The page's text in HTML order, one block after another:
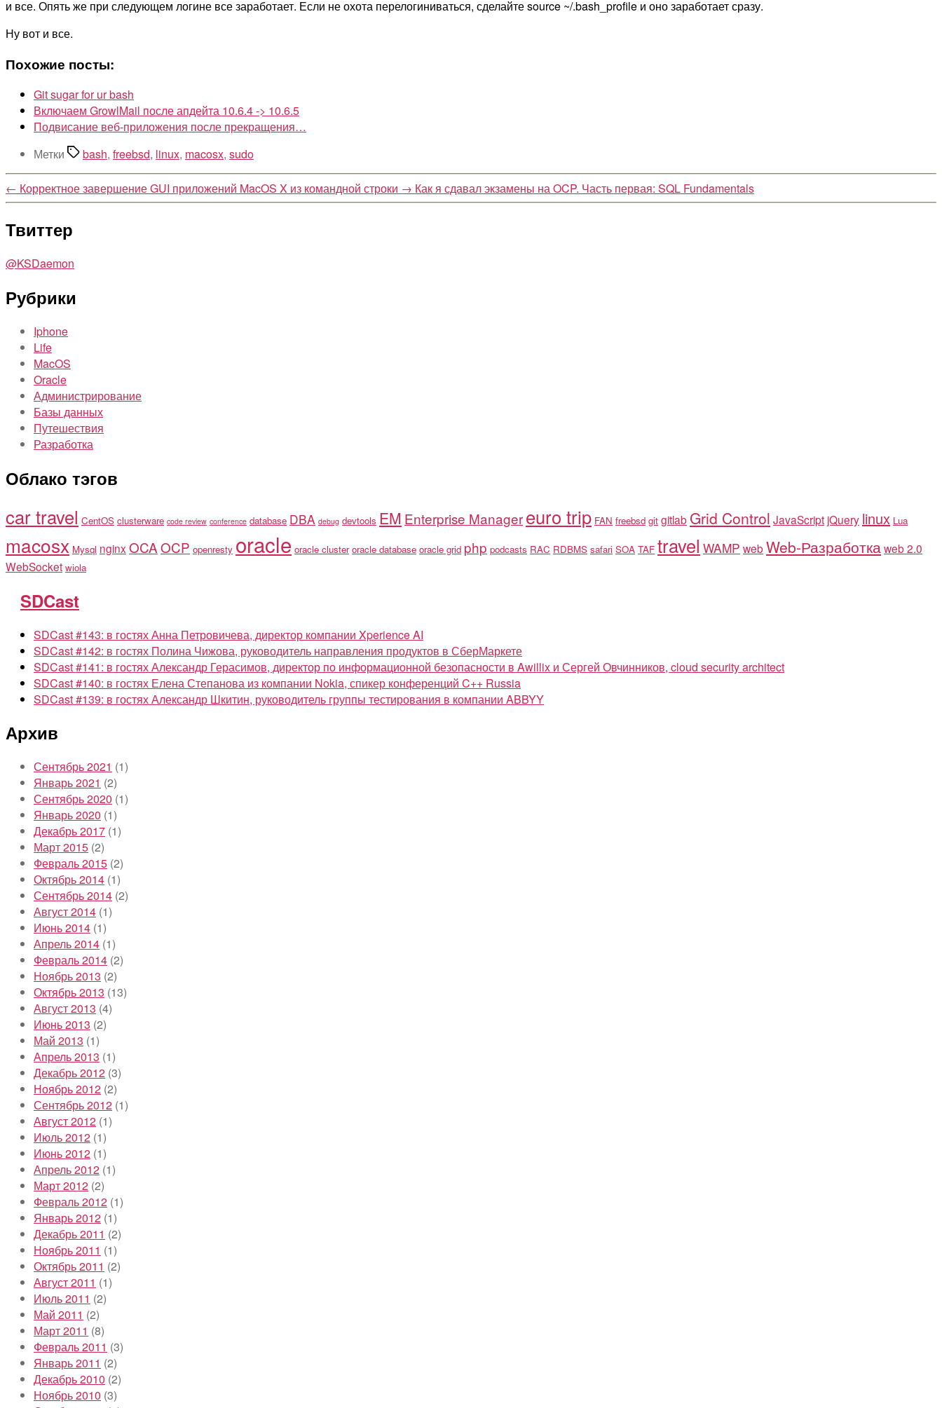
и все. Опять же при следующем логине все заработает. Если не охота перелогиниваться, сделайте source ~/.bash_profile и оно заработает сразу.
Ну вот и все.
Похожие посты:
Git sugar for ur bash
Включаем GrowlMail после апдейта 10.6.4 -> 10.6.5
Подвисание веб-приложения после прекращения…
Метки
bash, freebsd, linux, macosx, sudo
← Корректное завершение GUI приложений MacOS X из командной строки → Как я сдавал экзамены на OCP. Часть первая: SQL Fundamentals
Твиттер
@KSDaemon
Рубрики
Iphone
Life
MacOS
Oracle
Администрирование
Базы данных
Путешествия
Разработка
Облако тэгов
car travel CentOS clusterware code review conference database DBA debug devtools EM Enterprise Managereuro trip FAN freebsd git gitlab Grid Control JavaScript jQuery linux Lua
macosx Mysql nginx OCAOCP openresty oracle oracle cluster oracle database oracle grid php podcasts RAC RDBMS safari SOA TAF travel WAMP web Web-Разработкаweb 2.0
WebSocket wiola
SDCast
SDCast #143: в гостях Анна Петровичева, директор компании Xperience AI
SDCast #142: в гостях Полина Чижова, руководитель направления продуктов в СберМаркете
SDCast #141: в гостях Александр Герасимов, директор по информационной безопасности в Awillix и Сергей Овчинников, cloud security architect
SDCast #140: в гостях Елена Степанова из компании Nokia, спикер конференций C++ Russia
SDCast #139: в гостях Александр Шкитин, руководитель группы тестирования в компании ABBYY
Архив
Сентябрь 2021 (1)
Январь 2021 (2)
Сентябрь 2020 (1)
Январь 2020 (1)
Декабрь 2017 (1)
Март 2015 (2)
Февраль 2015 (2)
Октябрь 2014 (1)
Сентябрь 2014 (2)
Август 2014 (1)
Июнь 2014 (1)
Апрель 2014 (1)
Февраль 2014 (2)
Ноябрь 2013 (2)
Октябрь 2013 (13)
Август 2013 (4)
Июнь 2013 (2)
Май 2013 (1)
Апрель 2013 (1)
Декабрь 2012 (3)
Ноябрь 2012 (2)
Сентябрь 2012 (1)
Август 2012 (1)
Июль 2012 (1)
Июнь 2012 (1)
Апрель 2012 (1)
Март 2012 (2)
Февраль 2012 (1)
Январь 2012 (1)
Декабрь 2011 (2)
Ноябрь 2011 (1)
Октябрь 2011 (2)
Август 2011 (1)
Июль 2011 (2)
Май 2011 (2)
Март 2011 (8)
Февраль 2011 (3)
Январь 2011 (2)
Декабрь 2010 (2)
Ноябрь 2010 (3)